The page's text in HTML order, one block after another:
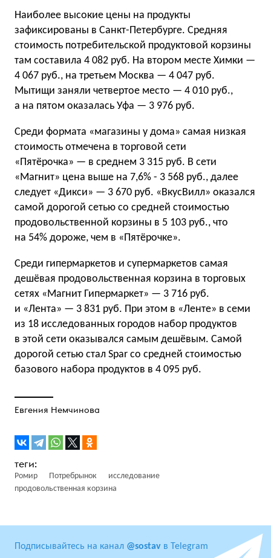
Наиболее высокие цены на продукты
зафиксированы в Санкт-Петербурге. Средняя
стоимость потребительской продуктовой корзины
там составила 4 082 руб. На втором месте Химки —
4 067 руб., на третьем Москва — 4 047 руб.
Мытищи заняли четвертое место — 4 010 руб.,
а на пятом оказалась Уфа — 3 976 руб.
Среди формата «магазины у дома» самая низкая
стоимость отмечена в торговой сети
«Пятёрочка» — в среднем 3 315 руб. В сети
«Магнит» цена выше на 7,6% - 3 568 руб., далее
следует «Дикси» — 3 670 руб. «ВкусВилл» оказался
самой дорогой сетью со средней стоимостью
продовольственной корзины в 5 103 руб., что
на 54% дороже, чем в «Пятёрочке».
Среди гипермаркетов и супермаркетов самая
дешёвая продовольственная корзина в торговых
сетях «Магнит Гипермаркет» — 3 716 руб.
и «Лента» — 3 831 руб. При этом в «Ленте» в семи
из 18 исследованных городов набор продуктов
в этой сети оказывался самым дешёвым. Самой
дорогой сетью стал Spar со средней стоимостью
базового набора продуктов в 4 095 руб.
Евгения Немчинова
Ромир Потребрынок
исследование
продовольственная корзина
Подписывайтесь на канал @sostav в Telegram